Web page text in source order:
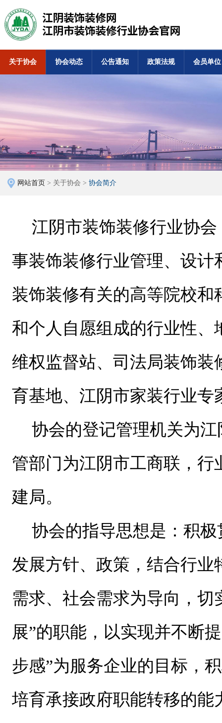
关于协会 协会动态 公告通知 政策法规 会员单位
网站首页 > 关于协会 > 协会简介
江阴市装饰装修行业协
事装饰装修行业管理、设
装饰装修有关的高等院校
和个人自愿组成的行业性
维权监督站、司法局装饰
育基地、江阴市家装行业专
协会的登记管理机关为
管部门为江阴市工商联，行
建局。
协会的指导思想是：积
发展方针、政策，结合行
需求、社会需求为导向，切
展”的职能，以实现并不断
步感”为服务企业的目标，
培育承接政府职能转移的